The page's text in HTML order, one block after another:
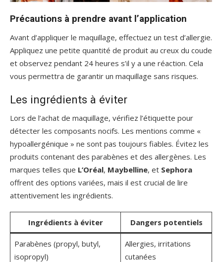
Précautions à prendre avant l’application
Avant d’appliquer le maquillage, effectuez un test d’allergie.
Appliquez une petite quantité de produit au creux du coude
et observez pendant 24 heures s’il y a une réaction. Cela
vous permettra de garantir un maquillage sans risques.
Les ingrédients à éviter
Lors de l’achat de maquillage, vérifiez l’étiquette pour
détecter les composants nocifs. Les mentions comme «
hypoallergénique » ne sont pas toujours fiables. Évitez les
produits contenant des parabènes et des allergènes. Les
marques telles que L’Oréal, Maybelline, et Sephora
offrent des options variées, mais il est crucial de lire
attentivement les ingrédients.
Ingrédients à éviter Dangers potentiels
Parabènes (propyl, butyl,
isopropyl)
Allergies, irritations
cutanées